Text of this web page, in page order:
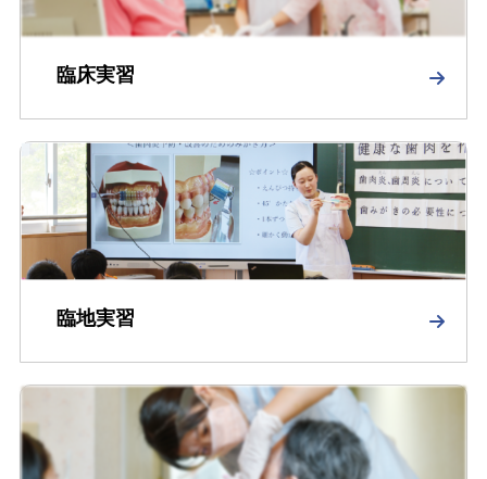
臨床実習
臨地実習